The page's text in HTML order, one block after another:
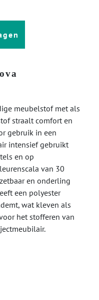
meubelstof met als
straalt comfort en
gebruik in een
intensief gebruikt
en op
van 30
en onderling
een polyester
wat kleven als
het stofferen van